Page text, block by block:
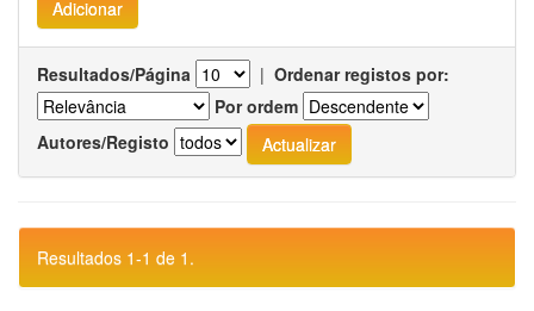
Resultados/Página | Ordenar registos por:
Por ordem
Autores/Registo
Resultados 1-1 de 1.